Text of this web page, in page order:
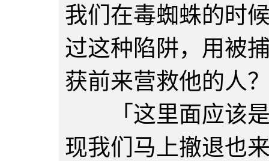
我们在毒蜘蛛的时
过这种陷阱，用被
获前来营救他的人
「这里面应该是
现我们马上撤退也